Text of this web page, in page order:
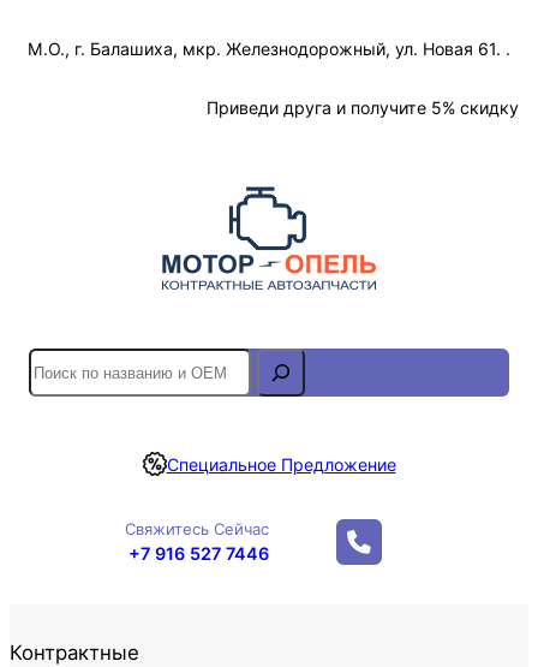
М.О., г. Балашиха, мкр. Железнодорожный, ул. Новая 61. .
Приведи друга и получите 5% скидку
S
e
r
Специальное Предложение
Свяжитесь Сейчас
+7 916 527 7446
Контрактные